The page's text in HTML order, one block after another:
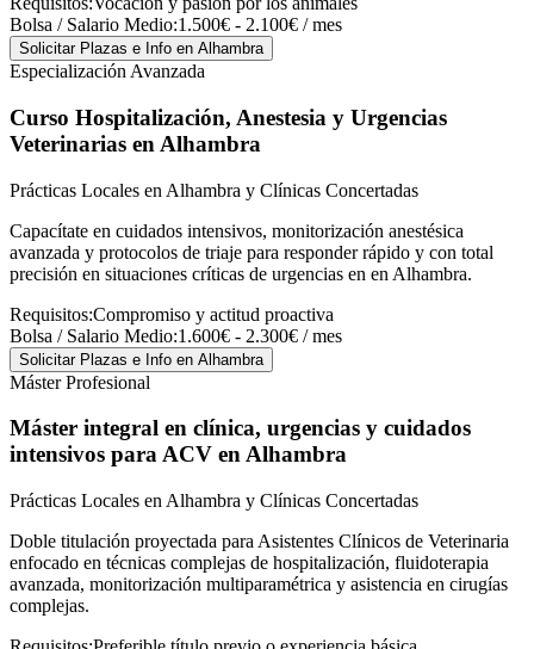
Bolsa / Salario Medio:1.500€ - 2.100€ / mes
Solicitar Plazas e Info en Alhambra
Especialización Avanzada
Curso Hospitalización, Anestesia y Urgencias
Veterinarias en Alhambra
Prácticas Locales en Alhambra y Clínicas Concertadas
Capacítate en cuidados intensivos, monitorización anestésica
avanzada y protocolos de triaje para responder rápido y con total
precisión en situaciones críticas de urgencias en en Alhambra.
Requisitos:Compromiso y actitud proactiva
Bolsa / Salario Medio:1.600€ - 2.300€ / mes
Solicitar Plazas e Info en Alhambra
Máster Profesional
Máster integral en clínica, urgencias y cuidados
intensivos para ACV en Alhambra
Prácticas Locales en Alhambra y Clínicas Concertadas
Doble titulación proyectada para Asistentes Clínicos de Veterinaria
enfocado en técnicas complejas de hospitalización, fluidoterapia
avanzada, monitorización multiparamétrica y asistencia en cirugías
complejas.